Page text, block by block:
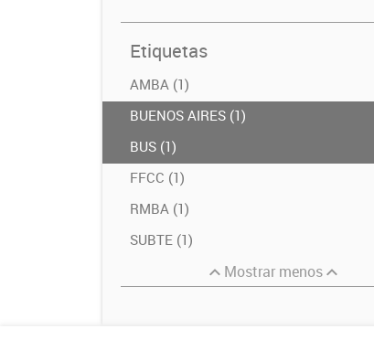
Etiquetas
AMBA (1)
BUENOS AIRES (1)
BUS (1)
FFCC (1)
RMBA (1)
SUBTE (1)
Mostrar menos